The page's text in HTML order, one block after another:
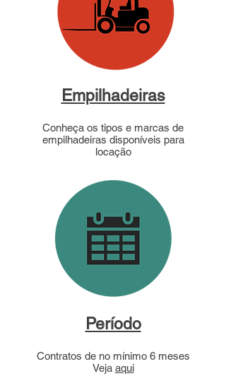
Empilhadeiras
Conheça os tipos e marcas de
empilhadeiras disponíveis para
locação
Período
Contratos de no mínimo 6 meses
Veja aqui